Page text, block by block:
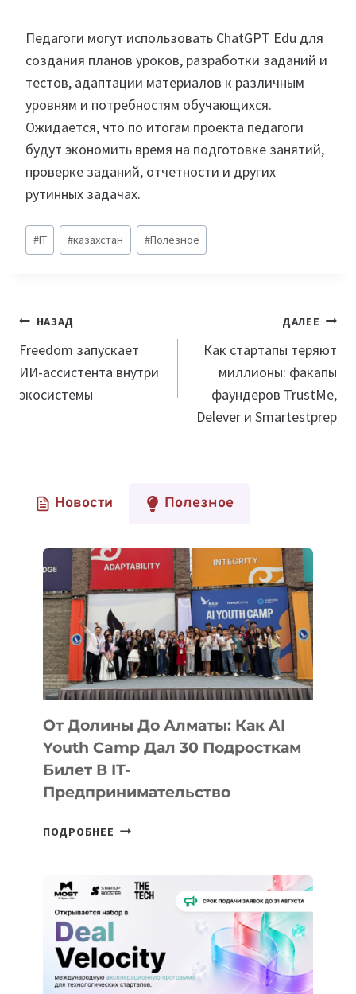
Педагоги могут использовать ChatGPT Edu для
создания планов уроков, разработки заданий и
тестов, адаптации материалов к различным
уровням и потребностям обучающихся.
Ожидается, что по итогам проекта педагоги
будут экономить время на подготовке занятий,
проверке заданий, отчетности и других
рутинных задачах.
Метки
записи:
#IT #казахстан #Полезное
Навигация
по
записям
НАЗАД
Freedom запускает
ИИ-ассистента внутри
экосистемы
ДАЛЕЕ
Как стартапы теряют
миллионы: факапы
фаундеров TrustMe,
Delever и Smartestprep
Новости Полезное
От Долины До Алматы: Как AI
Youth Camp Дал 30 Подросткам
Билет В IT-
Предпринимательство
ПОДРОБНЕЕ ОТ
АЛМАТЫ:
КАК
AI
YOUTH
CAMP
ДАЛ